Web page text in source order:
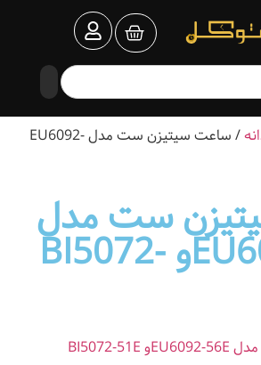
/ ساعت سیتیزن ست مدل EU6092-
ست مدل
EU6092-56Eو BI5072-